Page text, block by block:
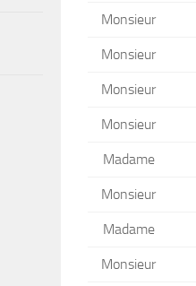
Monsieur
Monsieur
Monsieur
Monsieur
Madame
Monsieur
Madame
Monsieur